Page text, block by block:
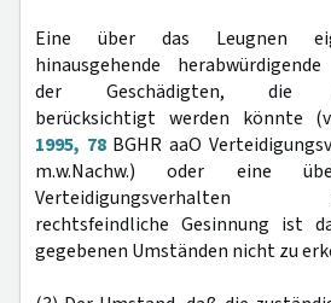
Eine über das Leugnen
hinausgehende
der Geschädigten, die
berücksichtigt werden könnte
1995, 78BGHR aaO
m.w.Nachw.) oder eine
Verteidigungsverhalten
rechtsfeindliche Gesinnung ist
gegebenen Umständen nicht zu